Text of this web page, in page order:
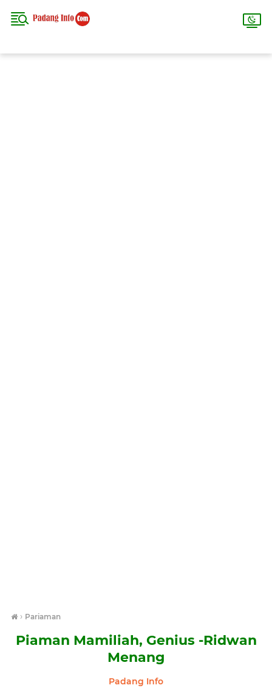
› Pariaman
Piaman Mamiliah, Genius -Ridwan
Menang
Padang Info